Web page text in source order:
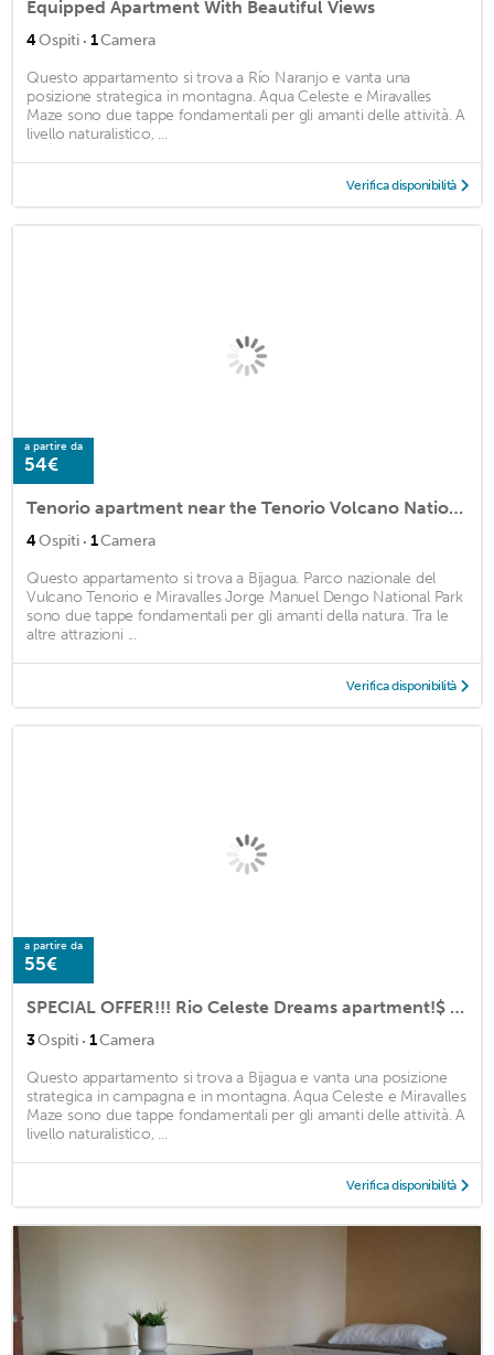
Equipped Apartment With Beautiful Views
4Ospiti · 1Camera
Questo appartamento si trova a Río Naranjo e vanta una
posizione strategica in montagna. Aqua Celeste e Miravalles
Maze sono due tappe fondamentali per gli amanti delle attività. A
livello naturalistico, ...
Verifica disponibilità
a partire da
54€
Tenorio apartment near the Tenorio Volcano National Park / Río Celeste. Go
4Ospiti · 1Camera
Questo appartamento si trova a Bijagua. Parco nazionale del
Vulcano Tenorio e Miravalles Jorge Manuel Dengo National Park
sono due tappe fondamentali per gli amanti della natura. Tra le
altre attrazioni ...
Verifica disponibilità
a partire da
55€
SPECIAL OFFER!!! Rio Celeste Dreams apartment!$ 40! For the all apartment!
3Ospiti · 1Camera
Questo appartamento si trova a Bijagua e vanta una posizione
strategica in campagna e in montagna. Aqua Celeste e Miravalles
Maze sono due tappe fondamentali per gli amanti delle attività. A
livello naturalistico, ...
Verifica disponibilità